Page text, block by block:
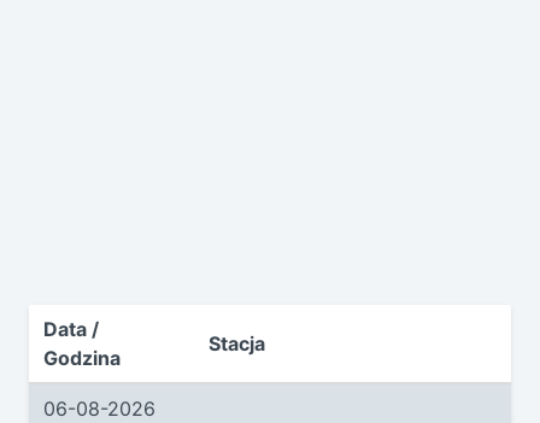
Data /
Godzina
Stacja
06-08-2026